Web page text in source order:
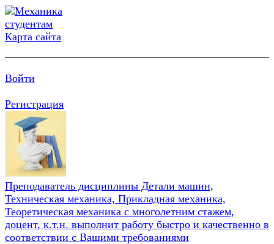
Карта сайта
Войти
Регистрация
Преподаватель дисциплины Детали машин,
Техническая механика, Прикладная механика,
Теоретическая механика с многолетним стажем,
доцент, к.т.н. выполнит работу быстро и качественно в
соответствии с Вашими требованиями